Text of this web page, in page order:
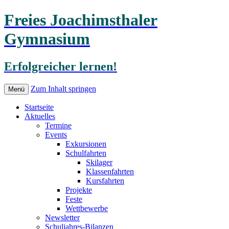
Freies Joachimsthaler
Gymnasium
Erfolgreicher lernen!
Menü Zum Inhalt springen
Startseite
Aktuelles
Termine
Events
Exkursionen
Schulfahrten
Skilager
Klassenfahrten
Kursfahrten
Projekte
Feste
Wettbewerbe
Newsletter
Schuljahres-Bilanzen